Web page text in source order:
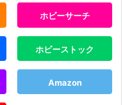
ホビーサーチ
ホビーストック
Amazon